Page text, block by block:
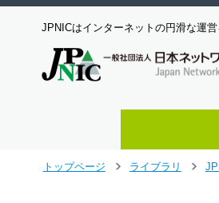
JPNICはインターネットの円滑な運
トップページ
ライブラリ